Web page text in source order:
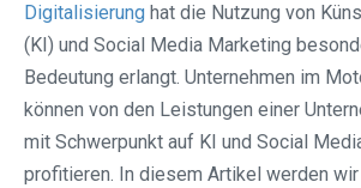
Digitalisierung hat die Nutzung von
(KI) und Social Media Marketing
Bedeutung erlangt. Unternehmen im
können von den Leistungen einer
mit Schwerpunkt auf KI und Social
profitieren. In diesem Artikel werden wir